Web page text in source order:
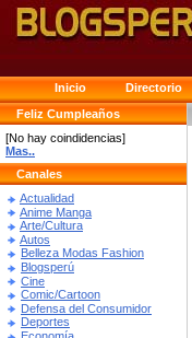
Inicio Directorio
Feliz Cumpleaños
[No hay coindidencias]
Mas..
Canales
Actualidad
Anime Manga
Arte/Cultura
Autos
Belleza Modas Fashion
Blogsperú
Cine
Comic/Cartoon
Defensa del Consumidor
Deportes